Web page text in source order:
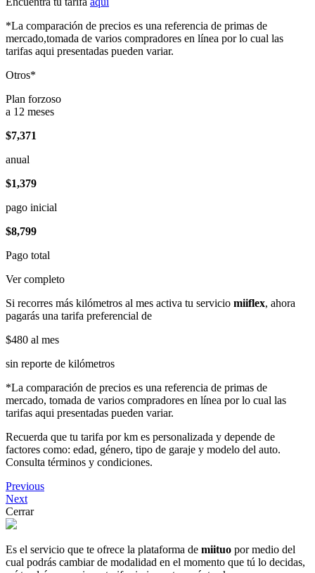
*La comparación de precios es una referencia de primas de
mercado,tomada de varios compradores en línea por lo cual las
tarifas aqui presentadas pueden variar.
Otros*
Plan forzoso
a 12 meses
$7,371
anual
$1,379
pago inicial
$8,799
Pago total
Ver completo
Si recorres más kilómetros al mes activa tu servicio miiflex, ahora
pagarás una tarifa preferencial de
$480 al mes
sin reporte de kilómetros
*La comparación de precios es una referencia de primas de
mercado, tomada de varios compradores en línea por lo cual las
tarifas aqui presentadas pueden variar.
Recuerda que tu tarifa por km es personalizada y depende de
factores como: edad, género, tipo de garaje y modelo del auto.
Consulta términos y condiciones.
Previous
Next
Cerrar
Es el servicio que te ofrece la plataforma de miituo por medio del
cual podrás cambiar de modalidad en el momento que tú lo decidas,